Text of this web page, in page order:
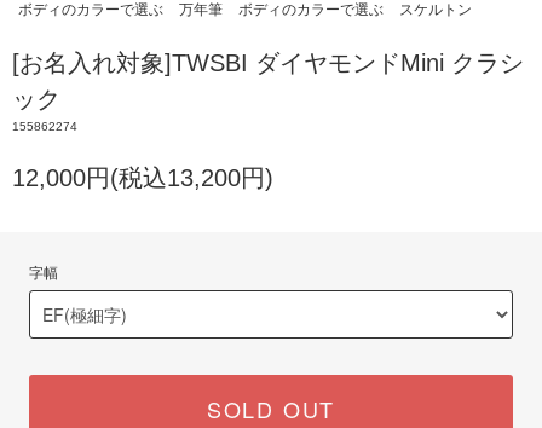
ボディのカラーで選ぶ
万年筆 ボディのカラーで選ぶ スケルトン
[お名入れ対象]TWSBI ダイヤモンドMini クラシ
ック
155862274
12,000円(税込13,200円)
字幅
SOLD OUT